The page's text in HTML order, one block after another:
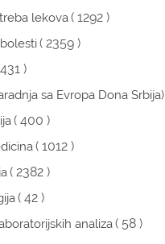
lekova( 1292 )
( 2359 )
)
sa Evropa Dona Srbija)
( 400 )
( 1012 )
( 2382 )
( 42 )
analiza( 58 )